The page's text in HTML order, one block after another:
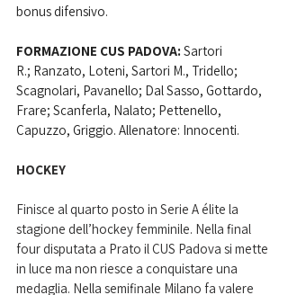
bonus difensivo.
FORMAZIONE CUS PADOVA: Sartori
R.; Ranzato, Loteni, Sartori M., Tridello;
Scagnolari, Pavanello; Dal Sasso, Gottardo,
Frare; Scanferla, Nalato; Pettenello,
Capuzzo, Griggio. Allenatore: Innocenti.
HOCKEY
Finisce al quarto posto in Serie A élite la
stagione dell’hockey femminile. Nella final
four disputata a Prato il CUS Padova si mette
in luce ma non riesce a conquistare una
medaglia. Nella semifinale Milano fa valere